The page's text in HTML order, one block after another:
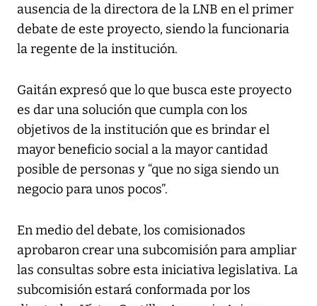
ausencia de la directora de la LNB en el primer
debate de este proyecto, siendo la funcionaria
la regente de la institución.
Gaitán expresó que lo que busca este proyecto
es dar una solución que cumpla con los
objetivos de la institución que es brindar el
mayor beneficio social a la mayor cantidad
posible de personas y “que no siga siendo un
negocio para unos pocos”.
En medio del debate, los comisionados
aprobaron crear una subcomisión para ampliar
las consultas sobre esta iniciativa legislativa. La
subcomisión estará conformada por los